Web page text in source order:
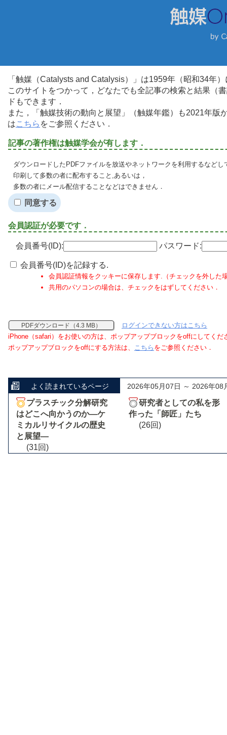
「触媒（Catalysts and Catalysis）」は1959年（昭和34年
このサイトをつかって，どなたでも全記事の検索と結果（
ドもできます．
また，「触媒技術の動向と展望」（触媒年鑑）も2021年
はこちら をご参照ください．
記事の著作権は触媒学会が有します．
ダウンロードしたPDFファイルを放送やネットワークを利用するなど
印刷して多数の者に配布すること,あるいは，
多数の者にメール配信することなどはできません．
同意する
会員認証が必要です．
会員番号(ID): パスワード:
会員番号(ID)を記録する.
会員認証情報をクッキーに保存します.（チェックを外した
共用のパソコンの場合は、チェックをはずしてください．
PDFダウンロード（4.3 MB）
ログインできない方はこちら
iPhone（safari）をお使いの方は、ポップアップブロックをoffにしてくだ
ポップアップブロックをoffにする方法は、 こちら をご参照ください．
よく読まれているページ 2026年05月07日 ～ 2026年08
プラスチック分解研究
はどこへ向かうのか―ケ
ミカルリサイクルの歴史
と展望―
(31回)
研究者としての私を形
作った「師匠」たち
(26回)